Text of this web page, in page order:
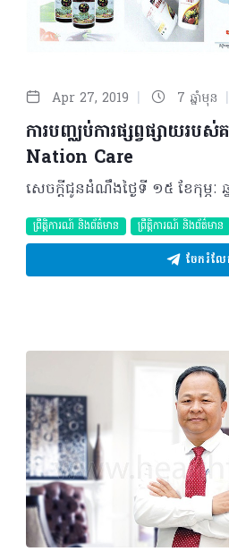
Apr 27, 2019 | 7 ឆ្នាំមុន |
ការបញ្ឈប់ការផ្សព្វផ្សាយរ
Nation Care
ព្រឹត្តិការណ៍ និងព័ត៌មាន ព្រឹត្តិការណ៍ និងព័ត៌មាន
ចែករំល